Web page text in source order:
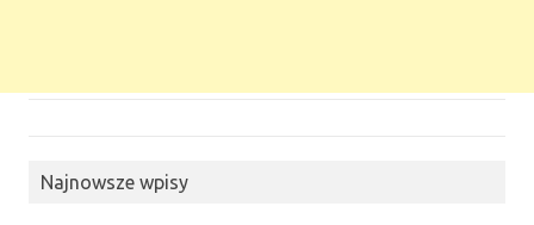
Najnowsze wpisy